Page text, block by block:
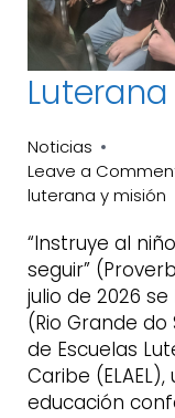
Noticias
Leave a
luterana y misión
“Instruye al
seguir”
julio de 2026
(Rio Grande
de Escuelas
Caribe
educación